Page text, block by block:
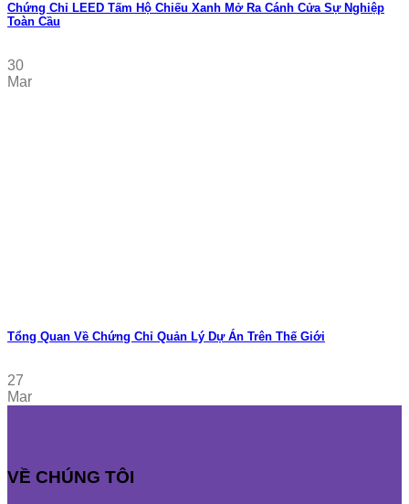
Chứng Chỉ LEED Tấm Hộ Chiếu Xanh Mở Ra Cánh Cửa Sự Nghiệp
Toàn Cầu
30
Mar
Tổng Quan Về Chứng Chỉ Quản Lý Dự Án Trên Thế Giới
27
Mar
VỀ CHÚNG TÔI